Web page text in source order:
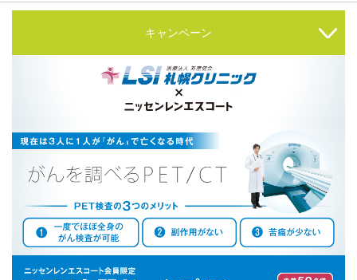
キャンペーン
会員専用サービス Webアンサー
サービス
各種ローン
お客様サポート
法人のみなさま
加盟店のみなさま
キャンペーン